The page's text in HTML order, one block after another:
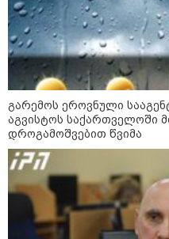
კატეგორიის ყველა
გარემოს ეროვნული
აგვისტოს საქართველოში
დროგამოშვებით წვიმა